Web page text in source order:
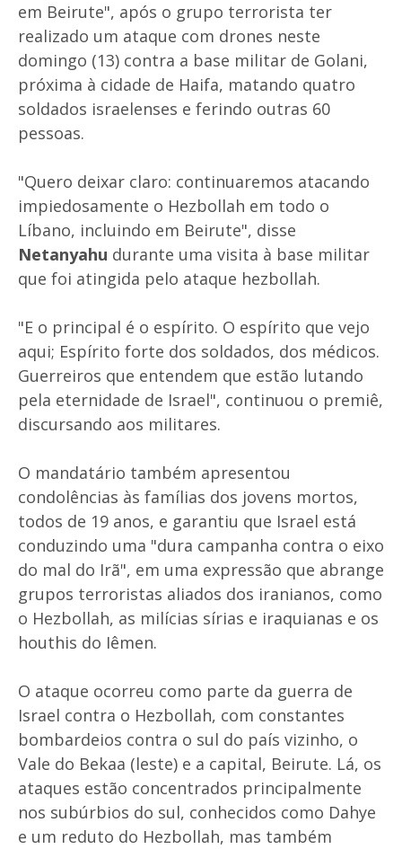
em Beirute", após o grupo terrorista ter
realizado um ataque com drones neste
domingo (13) contra a base militar de Golani,
próxima à cidade de Haifa, matando quatro
soldados israelenses e ferindo outras 60
pessoas.
"Quero deixar claro: continuaremos atacando
impiedosamente o Hezbollah em todo o
Líbano, incluindo em Beirute", disse
Netanyahu durante uma visita à base militar
que foi atingida pelo ataque hezbollah.
"E o principal é o espírito. O espírito que vejo
aqui; Espírito forte dos soldados, dos médicos.
Guerreiros que entendem que estão lutando
pela eternidade de Israel", continuou o premiê,
discursando aos militares.
O mandatário também apresentou
condolências às famílias dos jovens mortos,
todos de 19 anos, e garantiu que Israel está
conduzindo uma "dura campanha contra o eixo
do mal do Irã", em uma expressão que abrange
grupos terroristas aliados dos iranianos, como
o Hezbollah, as milícias sírias e iraquianas e os
houthis do Iêmen.
O ataque ocorreu como parte da guerra de
Israel contra o Hezbollah, com constantes
bombardeios contra o sul do país vizinho, o
Vale do Bekaa (leste) e a capital, Beirute. Lá, os
ataques estão concentrados principalmente
nos subúrbios do sul, conhecidos como Dahye
e um reduto do Hezbollah, mas também